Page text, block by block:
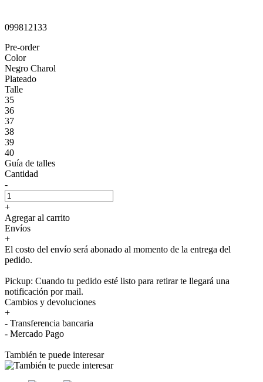
099812133
Pre-order
Color
Negro Charol
Plateado
Talle
35
36
37
38
39
40
Guía de talles
Cantidad
-
+
Agregar al carrito
Envíos
+
El costo del envío será abonado al momento de la entrega del
pedido.
Pickup: Cuando tu pedido esté listo para retirar te llegará una
notificación por mail.
Cambios y devoluciones
+
- Transferencia bancaria
- Mercado Pago
También te puede interesar